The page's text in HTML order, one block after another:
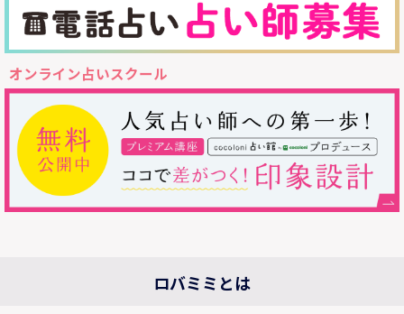
オンライン占いスクール
ロバミミとは